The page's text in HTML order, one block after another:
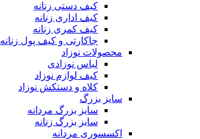
کیف دستی زنانه
کیف اداری زنانه
کیف کمری زنانه
جاکارتی و کیف پول زنانه
محصولات نوزاد
لباس نوزادی
کیف لوازم نوزاد
کلاه و دستکش نوزاد
سایز بزرگ
سایز بزرگ مردانه
سایز بزرگ زنانه
اکسسوری مردانه